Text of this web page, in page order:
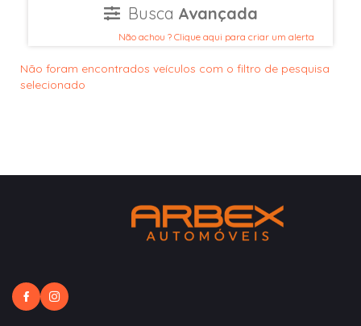
Busca Avançada
Não achou ? Clique aqui para criar um alerta
Não foram encontrados veículos com o filtro de pesquisa
selecionado